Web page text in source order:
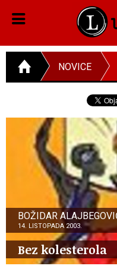
NOVICE
BOŽIDAR
14. LISTOPADA 2003.
Bez kolesterola